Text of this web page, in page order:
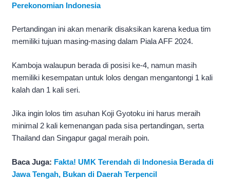
Perekonomian Indonesia
Pertandingan ini akan menarik disaksikan karena kedua tim
memiliki tujuan masing-masing dalam Piala AFF 2024.
Kamboja walaupun berada di posisi ke-4, namun masih
memiliki kesempatan untuk lolos dengan mengantongi 1 kali
kalah dan 1 kali seri.
Jika ingin lolos tim asuhan Koji Gyotoku ini harus meraih
minimal 2 kali kemenangan pada sisa pertandingan, serta
Thailand dan Singapur gagal meraih poin.
Baca Juga: Fakta! UMK Terendah di Indonesia Berada di
Jawa Tengah, Bukan di Daerah Terpencil